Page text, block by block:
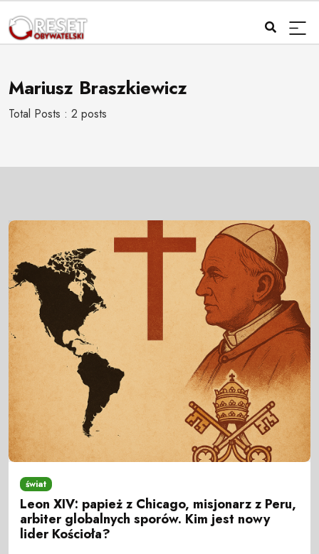
Mariusz Braszkiewicz
Total Posts : 2 posts
świat
Leon XIV: papież z Chicago, misjonarz z Peru,
arbiter globalnych sporów. Kim jest nowy
lider Kościoła?